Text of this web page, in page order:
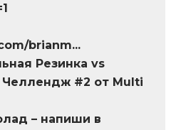
brianm...
Резинка vs
#2 от Multi
– напиши в